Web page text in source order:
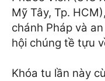
Mỹ Tây, Tp.
chánh Pháp và
hội chúng tề tựu
Khóa tu lần này